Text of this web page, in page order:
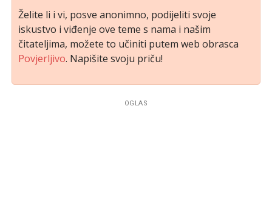
Želite li i vi, posve anonimno, podijeliti svoje
iskustvo i viđenje ove teme s nama i našim
čitateljima, možete to učiniti putem web obrasca
Povjerljivo. Napišite svoju priču!
OGLAS